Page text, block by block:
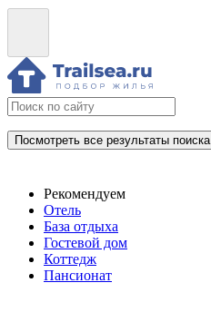
Посмотреть все результаты поиска
Рекомендуем
Отель
База отдыха
Гостевой дом
Коттедж
Пансионат